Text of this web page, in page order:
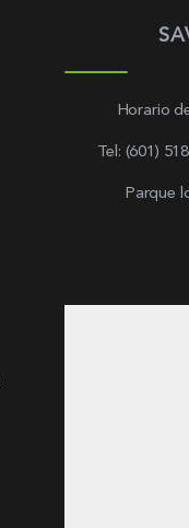
Horario
Tel: (601)
Parque